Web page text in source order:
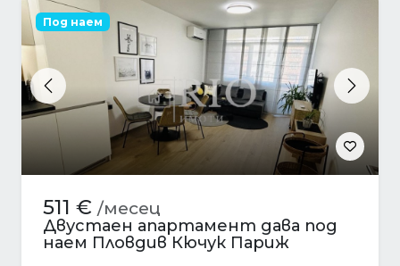
Previous Next
Под наем
511 € /месец
Двустаен апартамент дава под
наем Пловдив Кючук Париж